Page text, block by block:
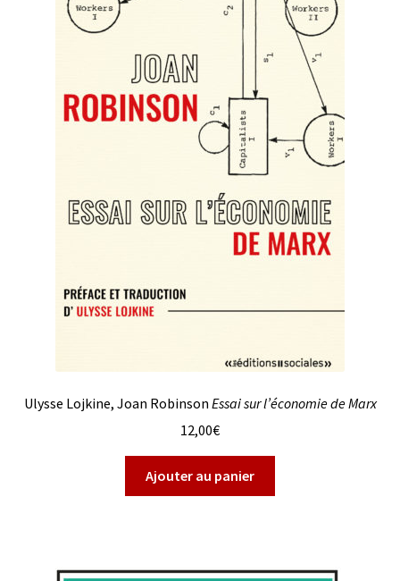
Ulysse Lojkine, Joan Robinson Essai sur l’économie de Marx
12,00€
Ajouter au panier